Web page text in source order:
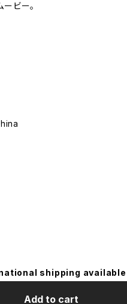
ービー。
shipping available
Add to cart